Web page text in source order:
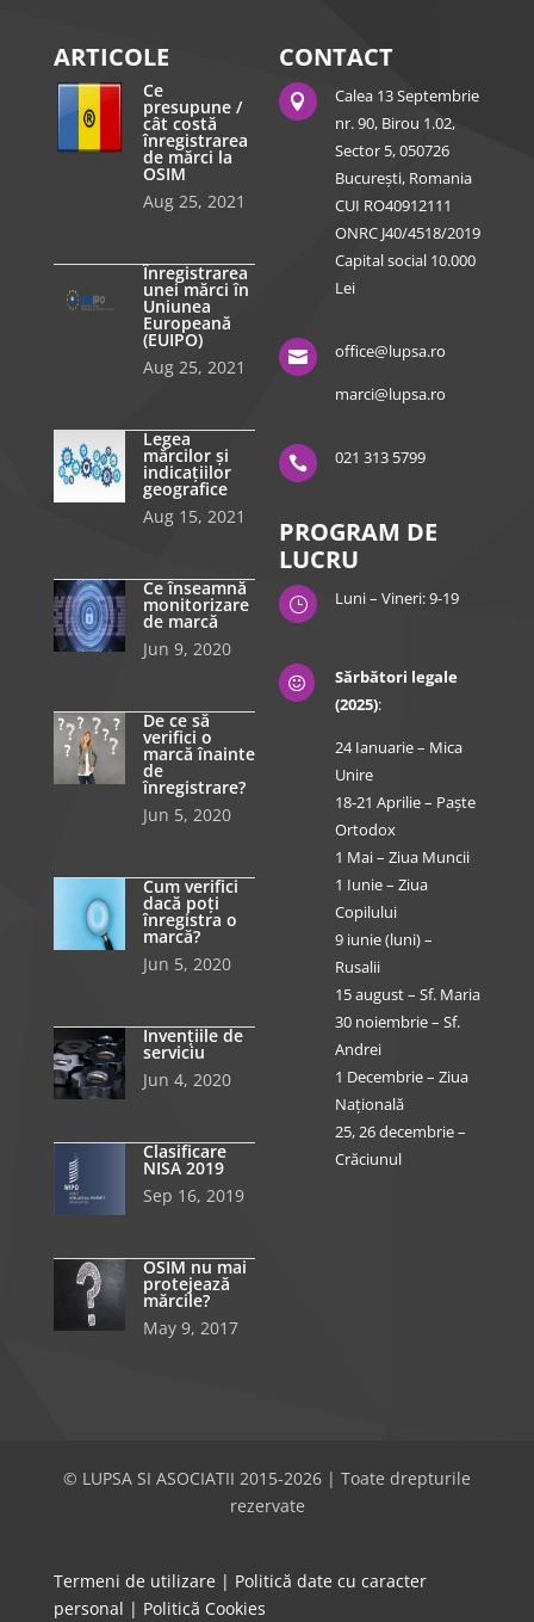
ARTICOLE
Ce
presupune /
cât costă
înregistrarea
de mărci la
OSIM
Aug 25, 2021
Înregistrarea
unei mărci în
Uniunea
Europeană
(EUIPO)
Aug 25, 2021
Legea
mărcilor și
indicațiilor
geografice
Aug 15, 2021
Ce înseamnă
monitorizare
de marcă
Jun 9, 2020
De ce să
verifici o
marcă înainte
de
înregistrare?
Jun 5, 2020
Cum verifici
dacă poți
înregistra o
marcă?
Jun 5, 2020
Invențiile de
serviciu
Jun 4, 2020
Clasificare
NISA 2019
Sep 16, 2019
OSIM nu mai
protejează
mărcile?
May 9, 2017
CONTACT

Calea 13 Septembrie
nr. 90, Birou 1.02,
Sector 5, 050726
București, Romania
CUI RO40912111
ONRC J40/4518/2019
Capital social 10.000
Lei

office@lupsa.ro
marci@lupsa.ro
 021 313 5799
PROGRAM DE
LUCRU
} Luni – Vineri: 9-19

Sărbători legale
(2025):
24 Ianuarie – Mica
Unire
18-21 Aprilie – Paște
Ortodox
1 Mai – Ziua Muncii
1 Iunie – Ziua
Copilului
9 iunie (luni) –
Rusalii
15 august – Sf. Maria
30 noiembrie – Sf.
Andrei
1 Decembrie – Ziua
Națională
25, 26 decembrie –
Crăciunul
© LUPSA SI ASOCIATII 2015-2026 | Toate drepturile
rezervate
Termeni de utilizare | Politică date cu caracter
personal | Politică Cookies